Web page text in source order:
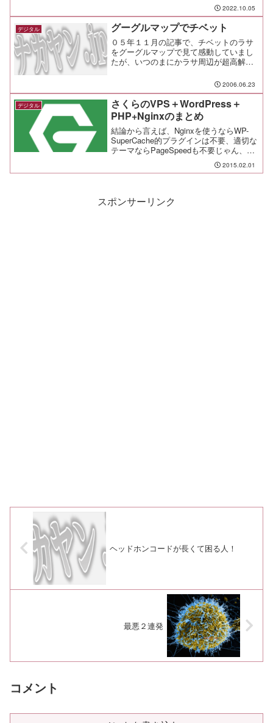
2022.10.05
デジタル グーグルマップでチベット
０５年１１月の記事で、チベットのラサ
をグーグルマップで見て感動していまし
たが、いつのまにかラサ周辺が超高解像
はおろか、人影まで判別可能になってま
す。 すごい。自分が旅行していたとき
の地図を引っ張り出して、...
2006.06.23
デジタル
さくらのVPS＋WordPress＋
PHP+Nginxのまとめ
結論から言えば、Nginxを使うならWP-
SuperCache的プラグインは不要、適切な
テーマならPageSpeedも不要じゃん、と
いうことになりました。ポイントはこれ
2015.02.01
スポンサーリンク
ヘッドホンコードが長くて困る人！
最悪２連発
コメント